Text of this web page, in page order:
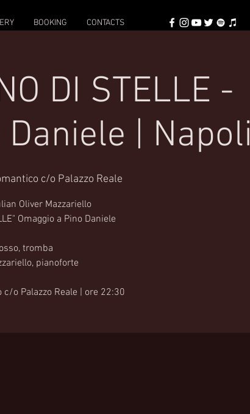
BOOKING CONTACTS
DI STELLE -
| Napoli
c/o Palazzo Reale
Oliver Mazzariello
Omaggio a Pino Daniele
tromba
pianoforte
o Palazzo Reale | ore 22:30